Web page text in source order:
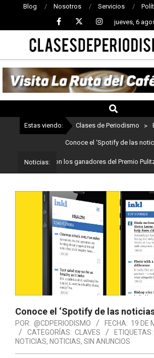
Blog Nosotros Servicios
jueves, 6
CLASES
DE
PERIODISMO
Estas viendo: Clases de Periodismo >
Conoce el ‘Spotify de las
Noticias:
Estos son los ganadores del Premio Pulitzer
Conoce el ‘Spotify de las
POR: @CDPERIODISMO FECHA: 19 DE
CATEGORÍAS: CLAVES ETIQUETAS:
NOTICIAS, NOTICIAS, SIN ANUNCIOS